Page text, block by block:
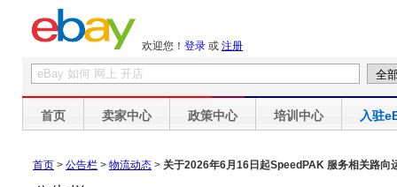
欢迎您！ 登录 或 注册
首页 卖家中心 政策中心 培训中心 入驻
首页 > 公告栏 > 物流动态 > 关于2026年6月16日起SpeedPAK 服务相关路向